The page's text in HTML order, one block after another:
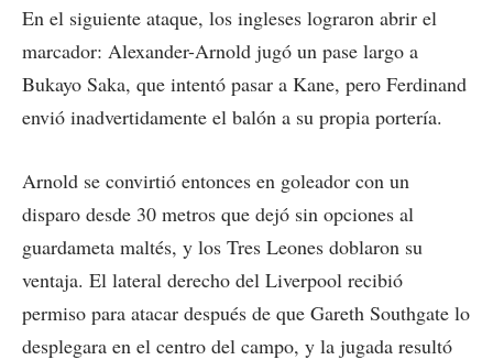
En el siguiente ataque, los ingleses lograron abrir el
marcador: Alexander-Arnold jugó un pase largo a
Bukayo Saka, que intentó pasar a Kane, pero Ferdinand
envió inadvertidamente el balón a su propia portería.
Arnold se convirtió entonces en goleador con un
disparo desde 30 metros que dejó sin opciones al
guardameta maltés, y los Tres Leones doblaron su
ventaja. El lateral derecho del Liverpool recibió
permiso para atacar después de que Gareth Southgate lo
desplegara en el centro del campo, y la jugada resultó